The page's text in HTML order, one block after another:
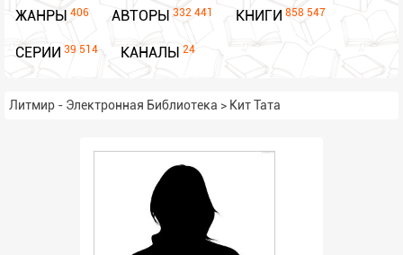
ЖАНРЫ 406 АВТОРЫ 332 441 КНИГИ 858 547
СЕРИИ 39 514 КАНАЛЫ 24
Литмир - Электронная Библиотека > Кит Тата